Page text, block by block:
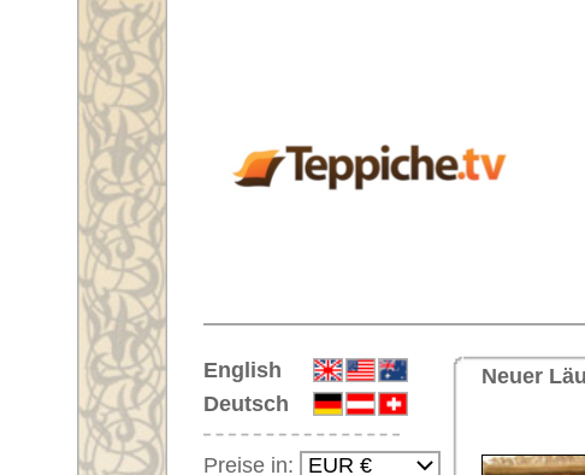
English
Deutsch
Preise in:
Maße anzeigen in:
Einloggen
Noch kein Kunden-
Login?